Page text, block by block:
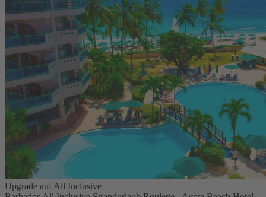
Upgrade auf All Inclusive